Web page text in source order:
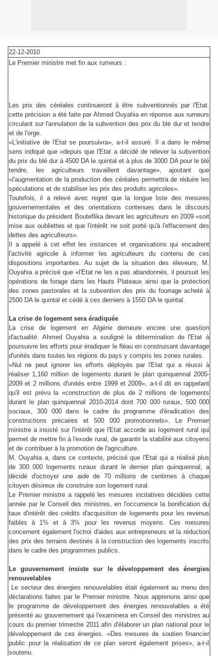
22-12-2010
Le Premier ministre met fin aux rumeurs :
Les prix des céréales continueront à être subventionnés par l'Etat.
cette précision a été faite par Ahmed Ouyahia en réponse aux rumeurs
circulant sur l'annulation de la subvention des prix du blé dur et tendre
et de l'orge.
«L'initiative de l'Etat se poursuivra», a-t-il assuré. Il a dans le même
sens indiqué que «depuis que l'Etat a décidé de relever la subvention
du prix du blé dur à 4500 DA le quintal et à plus de 3000 DA pour le blé
tendre, les agriculteurs travaillent davantage», ajoutant que
«l'augmentation de la production des céréales permettra de réduire les
spéculations et de stabiliser les prix des produits agricoles».
Toutefois, il a relevé avec regret que la longue liste des mesures
gouvernementales et des orientations contenues dans le discours
historique du président Bouteflika devant les agriculteurs en 2009 «soit
mise aux oubliettes et que l'intérêt ne soit porté qu'à l'effacement des
dettes des agriculteurs».
Il a appelé à cet effet les instances et organisations qui encadrent
l'activité agricole à informer les agriculteurs du contenu de ces
dispositions importantes. Au sujet de la situation des éleveurs, M.
Ouyahia a précisé que «l'Etat ne les a pas abandonnés, il poursuit les
opérations de forage dans les Hauts Plateaux ainsi que la protection
des zones pastorales et la subvention des prix du fourrage acheté à
2500 DA le quintal et cédé à ces derniers à 1550 DA le quintal.
La crise de logement sera éradiquée
La crise de logement en Algérie demeure encore une question
d'actualité. Ahmed Ouyahia a souligné la détermination de l'Etat à
poursuivre les efforts pour éradiquer le fléau en construisant davantage
d'unités dans toutes les régions du pays y compris les zones rurales.
«Nul ne peut ignorer les efforts déployés par l'Etat qui a réussi à
réaliser 1,160 million de logements durant le plan quinquennal 2005-
2009 et 2 millions d'unités entre 1999 et 2009», a-t-il dit en rappelant
qu'il est prévu la «construction de plus de 2 millions de logements
durant le plan quinquennal 2010-2014 dont 700 000 ruraux, 500 000
sociaux, 300 000 dans le cadre du programme d'éradication des
constructions précaires et 500 000 promotionnels». Le Premier
ministre a insisté sur l'intérêt que l'Etat accorde au logement rural qui
permet de mettre fin à l'exode rural, de garantir la stabilité aux citoyens
et de contribuer à la promotion de l'agriculture.
M. Ouyahia a, dans ce contexte, précisé que l'Etat qui a réalisé plus
de 300 000 logements ruraux durant le dernier plan quinquennal, a
décidé d'octroyer une aide de 70 millions de centimes à chaque
citoyen désireux de construire son logement rural.
Le Premier ministre a rappelé les mesures incitatives décidées cette
année par le Conseil des ministres, en l'occurrence la bonification du
taux d'intérêt des crédits d'acquisition de logements pour les revenus
faibles à 1% et à 3% pour les revenus moyens. Ces mesures
concernent également l'octroi d'aides aux entrepreneurs et la réduction
des prix des terrains destinés à la construction des logements inscrits
dans le cadre des programmes publics.
Le gouvernement insiste sur le développement des énergies
renouvelables
Le secteur des énergies renouvelables était également au menu des
déclarations faites par le Premier ministre. Nous apprenons ainsi que
le programme de développement des énergies renouvelables a été
présenté au gouvernement qui l'examinera en Conseil des ministres au
cours du premier trimestre 2011 afin d'élaborer un plan national pour le
développement de ces énergies. «Des mesures de soutien financier
public pour la réalisation de ce plan seront également prises», a-t-il
soutenu.